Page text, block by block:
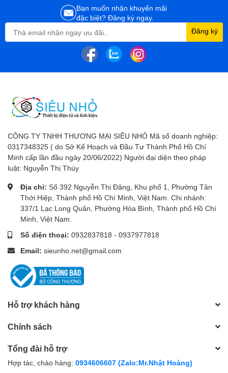
Bạn muốn nhận khuyến mãi
đặc biệt? Đăng ký ngay.
Đăng ký
CÔNG TY TNHH THƯƠNG MẠI SIÊU NHỎ Mã số doanh nghiệp:
0317348325 ( do Sở Kế Hoạch và Đầu Tư Thành Phố Hồ Chí
Minh cấp lần đầu ngày 20/06/2022) Người đại diện theo pháp
luật: Nguyễn Thị Thúy
Địa chỉ: Số 392 Nguyễn Thị Đặng, Khu phố 1, Phường Tân
Thới Hiệp, Thành phố Hồ Chí Minh, Việt Nam. Chi nhánh:
337/1 Lạc Long Quân, Phường Hòa Bình, Thành phố Hồ Chí
Minh, Việt Nam.
Số điện thoại: 0932837818 - 0937977818
Email: sieunho.net@gmail.com
Hỗ trợ khách hàng
Chính sách
Tổng đài hỗ trợ
Hợp tác, chào hàng: 0934606607 (Zalo:Mr.Nhật Hoàng)